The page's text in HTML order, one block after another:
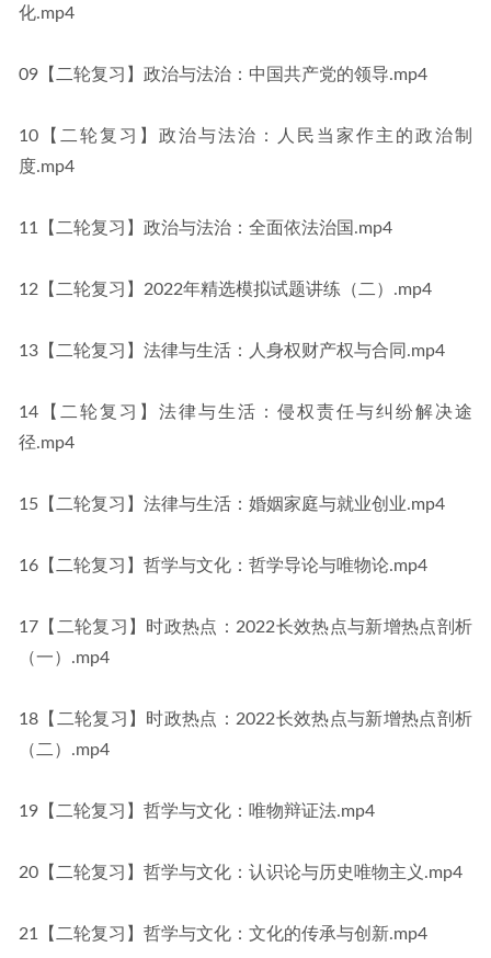
化.mp4
09【二轮复习】政治与法治：中国共产党的领导.mp4
10【二轮复习】政治与法治：人民当家作主的政治制
度.mp4
11【二轮复习】政治与法治：全面依法治国.mp4
12【二轮复习】2022年精选模拟试题讲练（二）.mp4
13【二轮复习】法律与生活：人身权财产权与合同.mp4
14【二轮复习】法律与生活：侵权责任与纠纷解决途
径.mp4
15【二轮复习】法律与生活：婚姻家庭与就业创业.mp4
16【二轮复习】哲学与文化：哲学导论与唯物论.mp4
17【二轮复习】时政热点：2022长效热点与新增热点剖析
（一）.mp4
18【二轮复习】时政热点：2022长效热点与新增热点剖析
（二）.mp4
19【二轮复习】哲学与文化：唯物辩证法.mp4
20【二轮复习】哲学与文化：认识论与历史唯物主义.mp4
21【二轮复习】哲学与文化：文化的传承与创新.mp4